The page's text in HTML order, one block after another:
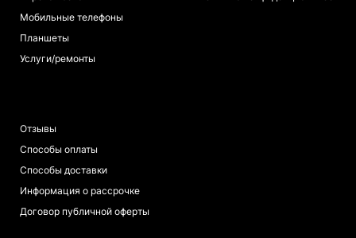
Мобильные телефоны
Планшеты
Услуги/ремонты
Отзывы
Способы оплаты
Способы доставки
Информация о рассрочке
Договор публичной оферты